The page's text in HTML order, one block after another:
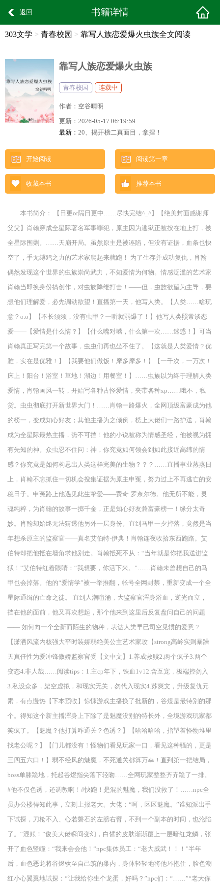
返回 书籍详情
303文学 > 青春校园 > 靠写人族恋爱爆火虫族全文阅读
靠写人族恋爱爆火虫族
青春校园 连载中
作者： 空谷晴明
更新： 2026-05-17 06:19:59
最新： 20、揭开榜二真面目，拿捏！
开始阅读 阅读第一章
收藏本书 推荐本书
本书简介： 【日更or隔日更中……尽快完结^_^】【绝美封面感谢师
父父】肖翰穿成全星际著名军事罪犯，原主因为逃狱正被按在地上打，被
全星际围剿。……天崩开局。虽然原主是被诬陷，但没有证据，血条也快
空了，手无缚鸡之力的艺术家爬起来就跑！ 为了生存并成功复仇，肖翰
偶然发现这个世界的虫族崇尚武力，不知爱情为何物。情感泛滥的艺术家
肖翰当即换身份搞创作，对虫族降维打击！——但，虫族欲望为主导，要
想他们理解爱，必先调动欲望！直播第一天，他写人类。【人类……啥玩
意？o.o】【不长须须，没有虫甲？一听就弱爆了！】他写人类照常谈恋
爱——【爱情是什么情？】【什么嘴对嘴，什么第一次……迷惑！】可当
肖翰真正写完第一个故事，虫虫们再也坐不住了。【这就是人类爱情？优
雅，实在是优雅！】【我要他们做饭！摩多摩多！】【一千次，一万次！
床上！阳台！浴室！草地！湖边！用餐室！】……虫族以为终于理解人类
爱情，肖翰画风一转，开始写各种古怪爱情，夹带各种xp……哦不，私
货。虫虫彻底打开新世界大门！……肖翰一路爆火，全网顶级富豪成为他
的榜一，变成知心好友；其他主播为之倾倒，榜上大佬们一路护送，肖翰
成为全星际最热主播，势不可挡！他的小说被称为情感圣经，他被视为拥
有先知的神。众虫忍不住问：神，你究竟如何领会到如此接近高纬的情
感？你究竟是如何构思出人类这样完美的生物？？？……直播事业蒸蒸日
上，肖翰不忘抓住一切机会搜集证据为原主申冤，努力过上不再逃亡的安
稳日子。申冤路上他遇见此生挚爱——费奇·罗奈尔德。他无所不能，灵
魂纯粹，为肖翰的故事一掷千金，正是知心好友兼富豪榜一！缘分太奇
妙。肖翰却始终无法猜透他另外一层身份。直到马甲一夕掉落，竟然是当
年想杀原主的监察官——真名艾伯特·伊典！肖翰连夜收拾东西跑路。艾
伯特却把他抵在墙角求他别走。肖翰抵死不从：“当年就是你把我送进监
狱！”艾伯特红着眼睛：“我想要，你活下来。”……肖翰未曾想自己的马
甲也会掉落。他的“爱情学”被一举推翻，帐号全网封禁，重新变成一个全
星际通缉的亡命之徒。 直到人潮喧涌，大监察官浑身浴血，逆光而立，
挡在他的面前，他又再次想起，那个他来到这里后反复盘问自己的问题
—— 如何向一个全新而陌生的物种，表达人类早已司空见惯的爱意？
【潇洒风流内核强大平时装娇弱绝美公主艺术家攻【strong高岭实则暴躁
天真任性为爱冲锋傲娇监察官受【文中文】1.养成救赎2.两个疯子3.两个
变态4.非人哉……阅读tips：1.主cp年下，铁血1v12.含互宠，极端控勿入
3.私设众多，架空虚拟，和现实无关，勿代入现实4.苏爽文，升级复仇元
素，有点慢热【下本预收】惊悚游戏主播换了批新的，谷煜是最特别的那
个。得知这个新主播浑身上下除了是魅魔没别的特长外，全境游戏玩家都
笑疯了。【魅魔？他打算咋通关？色诱？】【哈哈哈哈，指望着怪物堆里
找老公呢？】【门儿都没有！怪物们看见玩家一口，看见这种骚的，更是
三四五六口！】弱不经风的魅魔，不死通关都算万幸！直到第一把结局，
boss单膝跪地，托起谷煜指尖落下轻吻……全网玩家整整齐齐跪了一排。
#他不仅色诱，还调教啊！#快跑！是混的魅魔，我们没救了！……npc全
员办公楼得知此事，立刻上报老大。大佬：“呵，区区魅魔。”谁知派出手
下试探，刀枪不入、心若磐石的左膀右臂，不到一个副本的时间，也沦陷
了。“混账！”俊美大佬瞬间变幻，白皙的皮肤渐渐覆上一层暗红龙鳞，张
开了血色竖瞳：“我来会会他！”npc集体员工：“老大威武！！！”半年
后，血色恶龙将谷煜驮至自己筑的巢内，身体轻轻地将他环抱住，脸色潮
红小心翼翼地试探：“让我给你生个龙蛋，好吗？”npc们：“……”“老大你